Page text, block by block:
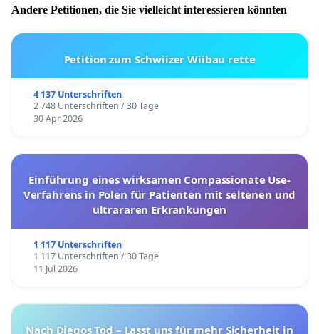
Andere Petitionen, die Sie vielleicht interessieren könnten
Petition zum Schwiizer Wiibau rette
4 137 Unterschriften
2 748 Unterschriften / 30 Tage
30 Apr 2026
Einführung eines wirksamen Compassionate Use-
Verfahrens in Polen für Patienten mit seltenen und
ultrararen Erkrankungen
1 117 Unterschriften
1 117 Unterschriften / 30 Tage
11 Jul 2026
Nach Diegos Tod – Lasst uns für mehr Sicherheit in